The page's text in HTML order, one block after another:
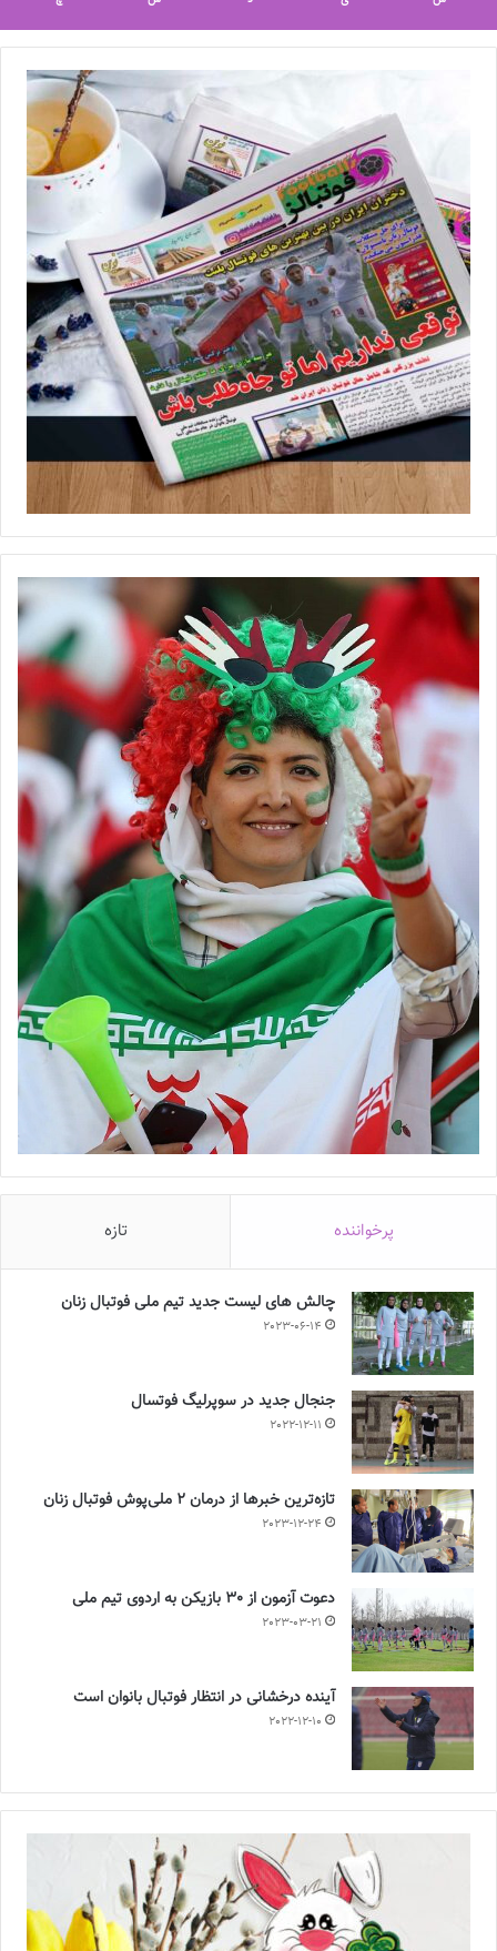
پرخواننده تازه
چالش هاى ليست جدید تيم ملى فوتبال زنان
2023-06-14
جنجال جدید در سوپرلیگ فوتسال
2022-12-11
تازه‌ترین خبرها از درمان ۲ ملی‌پوش فوتبال زنان
2023-12-24
دعوت آزمون از 30 بازیکن به اردوی تیم ملی
2023-03-21
آینده درخشانی در انتظار فوتبال بانوان است
2022-12-10